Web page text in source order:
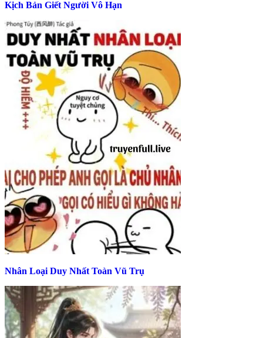
Kịch Bản Giết Người Vô Hạn
Nhân Loại Duy Nhất Toàn Vũ Trụ